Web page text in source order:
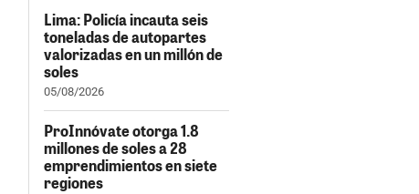
Lima: Policía incauta seis
toneladas de autopartes
valorizadas en un millón de
soles
05/08/2026
ProInnóvate otorga 1.8
millones de soles a 28
emprendimientos en siete
regiones